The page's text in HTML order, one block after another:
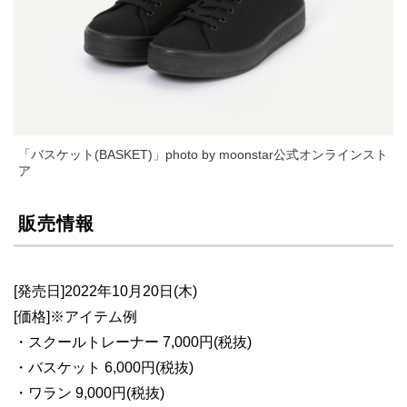
「バスケット(BASKET)」photo by moonstar公式オンラインスト
ア
販売情報
[発売日]2022年10月20日(木)
[価格]※アイテム例
・スクールトレーナー 7,000円(税抜)
・バスケット 6,000円(税抜)
・ワラン 9,000円(税抜)